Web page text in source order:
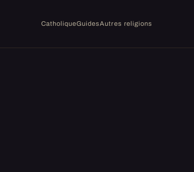
CatholiqueGuidesAutres religions